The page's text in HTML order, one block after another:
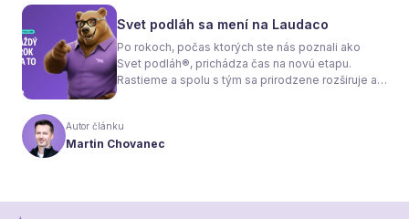
nielen na pocit tepla v miestnosti, ale aj na
spotrebu energie a celkové fungovanie kúrenia.
Svet podláh sa mení na Laudaco
Po rokoch, počas ktorých ste nás poznali ako
Svet podláh®, prichádza čas na novú etapu.
Rastieme a spolu s tým sa prirodzene rozširuje aj
vizuálnou identitou. Naším cieľom je, aby každý
váš krok stál za to.
Autor článku
Martin Chovanec